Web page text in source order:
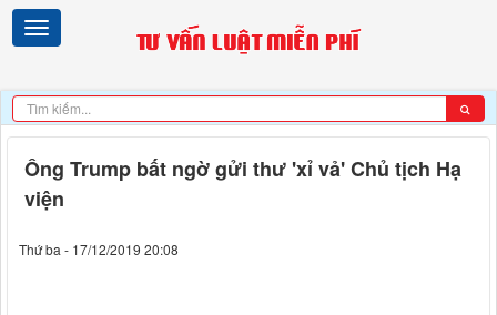
Ông Trump bất ngờ gửi thư 'xỉ vả' Chủ tịch Hạ
viện
Thứ ba - 17/12/2019 20:08